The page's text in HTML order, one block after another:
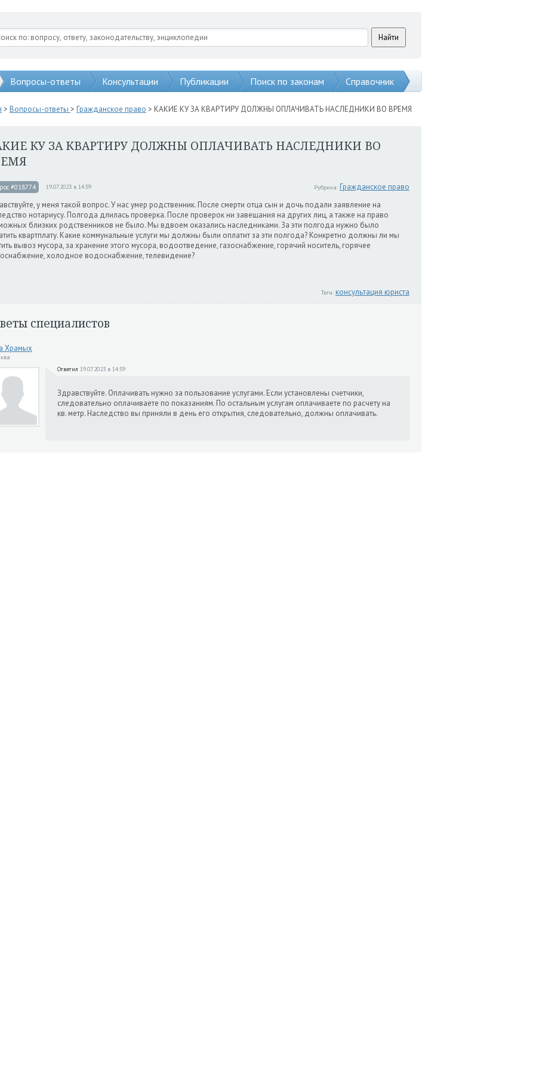
Вопросы-ответы Консультации Публикации Поиск по законам Справочник
> Вопросы-ответы > Гражданское право > КАКИЕ КУ ЗА КВАРТИРУ ДОЛЖНЫ ОПЛАЧИВАТЬ НАСЛЕДНИКИ ВО ВРЕМЯ
КУ ЗА КВАРТИРУ ДОЛЖНЫ ОПЛАЧИВАТЬ НАСЛЕДНИКИ ВО
#018774 19.07.2023 в 14:59 Рубрика: Гражданское право
у меня такой вопрос. У нас умер родственник. После смерти отца сын и дочь подали заявление на
нотариусу. Полгода длилась проверка. После проверок ни завещания на других лиц, а также на право
близких родственников не было. Мы вдвоем оказались наследниками. За эти полгода нужно было
квартплату. Какие коммунальные услуги мы должны были оплатит за эти полгода? Конкретно должны ли мы
вывоз мусора, за хранение этого мусора, водоотведение, газоснабжение, горячий носитель, горячее
холодное водоснабжение, телевидение?
Теги: консультация юриста
специалистов
Храмых
Ответил 19.07.2023 в 14:59
Здравствуйте. Оплачивать нужно за пользование услугами. Если установлены счетчики,
следовательно оплачиваете по показаниям. По остальным услугам оплачиваете по расчету на
кв. метр. Наследство вы приняли в день его открытия, следовательно, должны оплачивать.